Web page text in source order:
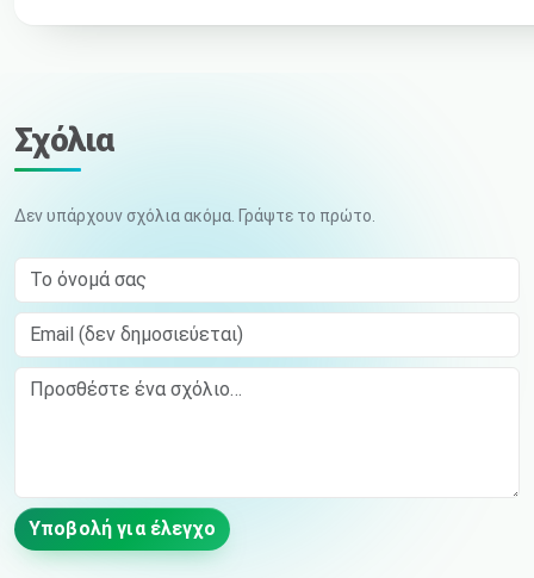
Σχόλια
Δεν υπάρχουν σχόλια ακόμα. Γράψτε το πρώτο.
Το όνομά σας
Email (δεν δημοσιεύεται)
Comment
Υποβολή για έλεγχο